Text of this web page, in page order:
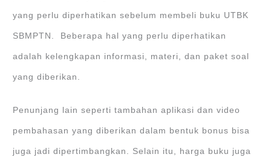
yang perlu diperhatikan sebelum membeli buku UTBK
SBMPTN. Beberapa hal yang perlu diperhatikan
adalah kelengkapan informasi, materi, dan paket soal
yang diberikan.
Penunjang lain seperti tambahan aplikasi dan video
pembahasan yang diberikan dalam bentuk bonus bisa
juga jadi dipertimbangkan. Selain itu, harga buku juga